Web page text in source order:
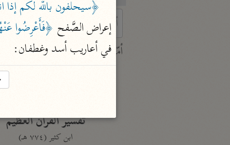
characters for results.
أمّهات
جامع البيان
تفسير القرآن العظيم
ابن كثير (٧٧٤ هـ)
﴿سيحلفون بالله لكم إذا
إعراض الصَّفح ﴿فَأَعْرِضُوا
في أعاريب أسد وغطفان: